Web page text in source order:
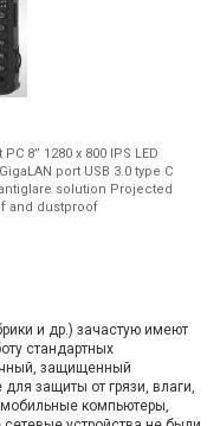
8” 1280 x 800 IPS LED
port USB 3.0 type C
solution Projected
and dustproof
и др.) зачастую имеют
стандартных
защищенный
защиты от грязи, влаги,
компьютеры,